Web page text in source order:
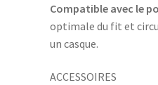
Compatible avec le
optimale du fit et
un casque.
ACCESSOIRES